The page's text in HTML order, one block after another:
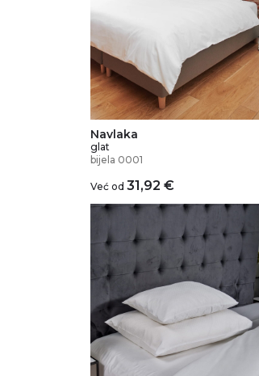
Navlaka
glat
bijela 0001
Već od 31,92 €